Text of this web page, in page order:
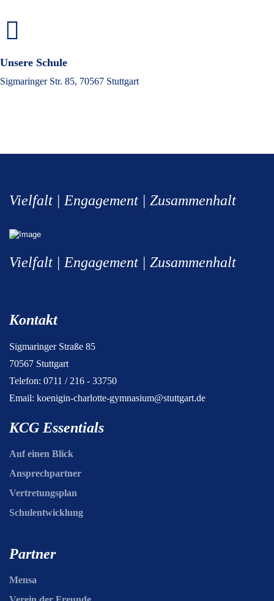
Unsere Schule
Sigmaringer Str. 85, 70567 Stuttgart
Vielfalt | Engagement | Zusammenhalt
Vielfalt | Engagement | Zusammenhalt
Kontakt
Sigmaringer Straße 85
70567 Stuttgart
Telefon: 0711 / 216 - 33750
Email: koenigin-charlotte-gymnasium@stuttgart.de
KCG Essentials
Auf einen Blick
Ansprechpartner
Vertretungsplan
Schulentwicklung
Partner
Mensa